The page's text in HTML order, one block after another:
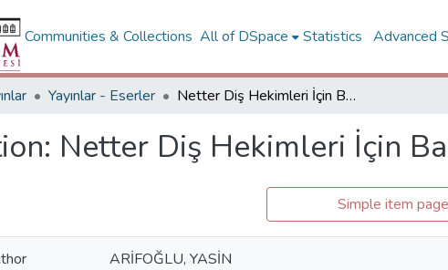
Communities & Collections All of DSpace Statistics Advanced
Yayınlar - Eserler Netter Diş Hekimleri İçin Baş ve Boyun Anatomisi
Netter Diş Hekimleri İçin
Simple item page
ARİFOĞLU, YASİN